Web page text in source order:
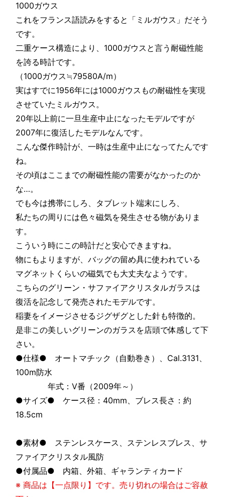
1000ガウス
これをフランス語読みをすると「ミルガウス」だそう
です。
二重ケース構造により、1000ガウスと言う耐磁性能
を誇る時計です。
（1000ガウス≒79580A/m）
実はすでに1956年には1000ガウスもの耐磁性を実現
させていたミルガウス。
20年以上前に一旦生産中止になったモデルですが
2007年に復活したモデルなんです。
こんな傑作時計が、一時は生産中止になってたんです
ね。
その頃はここまでの耐磁性能の需要がなかったのか
な…。
でも今は携帯にしろ、タブレット端末にしろ、
私たちの周りには色々磁気を発生させる物がありま
す。
こういう時にこの時計だと安心できますね。
物にもよりますが、バッグの留め具に使われている
マグネットくらいの磁気でも大丈夫なようです。
こちらのグリーン・サファイアクリスタルガラスは
復活を記念して発売されたモデルです。
稲妻をイメージさせるジグザグとした針も特徴的。
是非この美しいグリーンのガラスを店頭で体感して下
さい。
●仕様● オートマチック（自動巻き）、Cal.3131、
100m防水
年式：V番（2009年～）
●サイズ● ケース径：40mm、ブレス長さ：約
18.5cm
●素材● ステンレスケース、ステンレスブレス、サ
ファイアクリスタル風防
●付属品● 内箱、外箱、ギャランティカード
※ 商品は【一点限り】です。売り切れの場合はご容赦